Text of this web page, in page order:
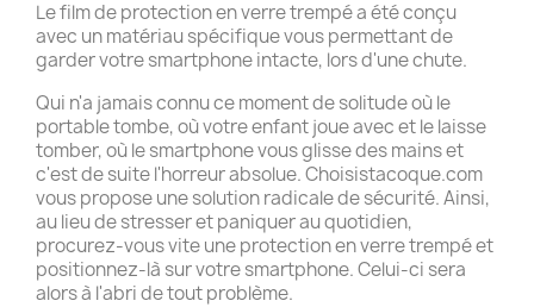
Le film de protection en verre trempé a été conçu
avec un matériau spécifique vous permettant de
garder votre smartphone intacte, lors d'une chute.
Qui n'a jamais connu ce moment de solitude où le
portable tombe, où votre enfant joue avec et le laisse
tomber, où le smartphone vous glisse des mains et
c'est de suite l'horreur absolue. Choisistacoque.com
vous propose une solution radicale de sécurité. Ainsi,
au lieu de stresser et paniquer au quotidien,
procurez-vous vite une protection en verre trempé et
positionnez-là sur votre smartphone. Celui-ci sera
alors à l'abri de tout problème.